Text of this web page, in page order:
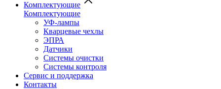
Комплектующие
Комплектующие
УФ-лампы
Кварцевые чехлы
ЭПРА
Датчики
Системы очистки
Системы контроля
Сервис и поддержка
Контакты